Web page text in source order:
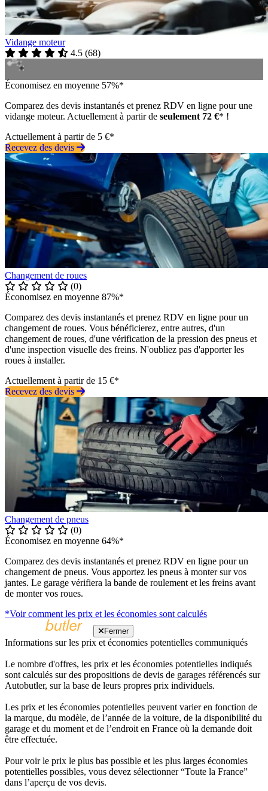
Vidange moteur
4.5 (68)
Économisez en moyenne 57%*
Comparez des devis instantanés et prenez RDV en ligne pour une
vidange moteur. Actuellement à partir de seulement 72 €* !
Actuellement à partir de 5 €*
Recevez des devis
Changement de roues
(0)
Économisez en moyenne 87%*
Comparez des devis instantanés et prenez RDV en ligne pour un
changement de roues. Vous bénéficierez, entre autres, d'un
changement de roues, d'une vérification de la pression des pneus et
d'une inspection visuelle des freins. N'oubliez pas d'apporter les
roues à installer.
Actuellement à partir de 15 €*
Recevez des devis
Changement de pneus
(0)
Économisez en moyenne 64%*
Comparez des devis instantanés et prenez RDV en ligne pour un
changement de pneus. Vous apportez les pneus à monter sur vos
jantes. Le garage vérifiera la bande de roulement et les freins avant
de monter vos roues.
*Voir comment les prix et les économies sont calculés
Fermer
Informations sur les prix et économies potentielles communiqués
Le nombre d'offres, les prix et les économies potentielles indiqués
sont calculés sur des propositions de devis de garages référencés sur
Autobutler, sur la base de leurs propres prix individuels.
Les prix et les économies potentielles peuvent varier en fonction de
la marque, du modèle, de l’année de la voiture, de la disponibilité du
garage et du moment et de l’endroit en France où la demande doit
être effectuée.
Pour voir le prix le plus bas possible et les plus larges économies
potentielles possibles, vous devez sélectionner “Toute la France”
dans l’aperçu de vos devis.